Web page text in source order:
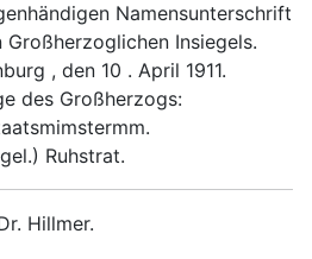
Namensunterschrift
Insiegels.
, den 10 . April 1911.
des Großherzogs:
Ruhstrat.
Hillmer.